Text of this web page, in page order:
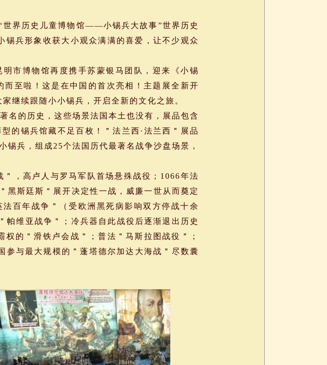
界历史儿童博物馆——小锡兵大故事”世界历史
兵形象收获大小观众满满的喜爱，让不少观众
市博物馆再度携手苏蒙银马团队，迎来《小锡
至啦！这是在中国的首次亮相！主题展全新开
继续跟随小小锡兵，开启全新的文化之旅。
的历史，这些场景法国本土也没有，展品包含
的锡兵馆藏不足百枚！＂法兰西·法兰西＂展品
兵，组成25个法国历代最著名战争沙盘场景，
，高卢人与罗马军队首场悬殊战役；1066年法
黑斯廷斯＂展开决定性一战，威廉一世从而奠定
百年战争＂（受欧洲黑死病影响双方停战十余
帕维亚战争＂；冷兵器自此战役后逐渐退出历史
的＂滑铁卢会战＂；普法＂马斯拉图战役＂；
参与最大规模的＂蓬塔德尔加达大海战＂尽数囊